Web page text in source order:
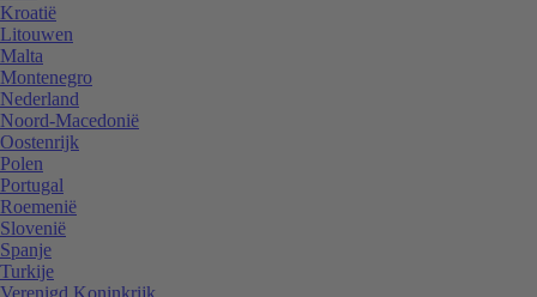
Kroatië
Litouwen
Malta
Montenegro
Nederland
Noord-Macedonië
Oostenrijk
Polen
Portugal
Roemenië
Slovenië
Spanje
Turkije
Verenigd Koninkrijk